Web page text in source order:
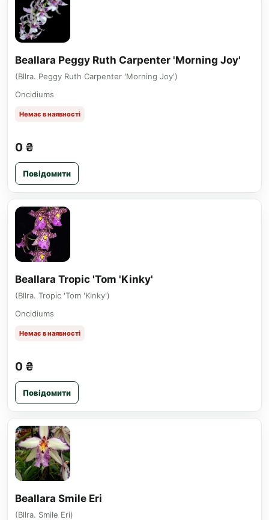
Beallara Peggy Ruth Carpenter 'Morning Joy'
(Bllra. Peggy Ruth Carpenter 'Morning Joy')
Oncidiums
Немає в наявності
0 ₴
Повідомити
Beallara Tropic 'Tom 'Kinky'
(Bllra. Tropic 'Tom 'Kinky')
Oncidiums
Немає в наявності
0 ₴
Повідомити
Beallara Smile Eri
(Bllra. Smile Eri)